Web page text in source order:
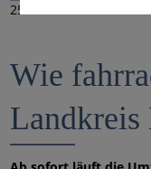
25.09.2020
Wie
Landkreis